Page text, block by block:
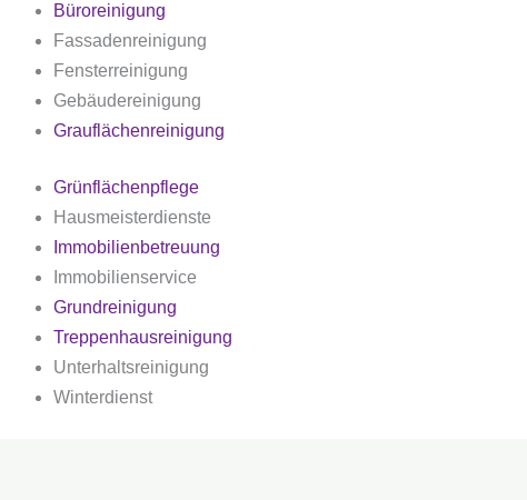
Büroreinigung
Fassadenreinigung
Fensterreinigung
Gebäudereinigung
Grauflächenreinigung
Grünflächenpflege
Hausmeisterdienste
Immobilienbetreuung
Immobilienservice
Grundreinigung
Treppenhausreinigung
Unterhaltsreinigung
Winterdienst